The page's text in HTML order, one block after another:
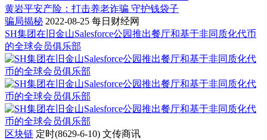
黄岩平安产险：打击养老诈骗 守护钱袋子
骗局揭秘 2022-08-25 每日财经网
SH集团在旧金山Salesforce公园推出餐厅和基于非同质化代币
的全球会员俱乐部
区块链 定时(8629-6-10) 文传商讯